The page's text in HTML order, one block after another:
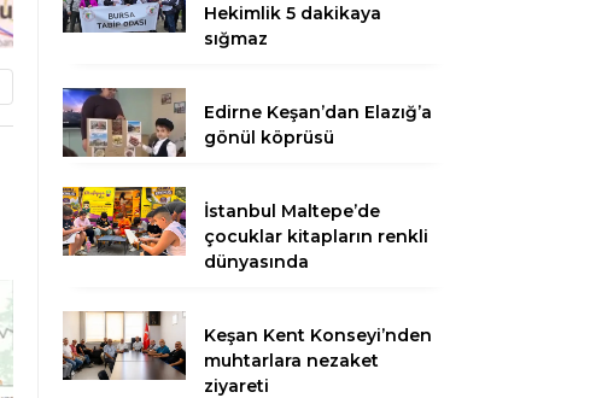
Hekimlik 5 dakikaya
sığmaz
Edirne Keşan’dan Elazığ’a
gönül köprüsü
İstanbul Maltepe’de
çocuklar kitapların renkli
dünyasında
Keşan Kent Konseyi’nden
muhtarlara nezaket
ziyareti